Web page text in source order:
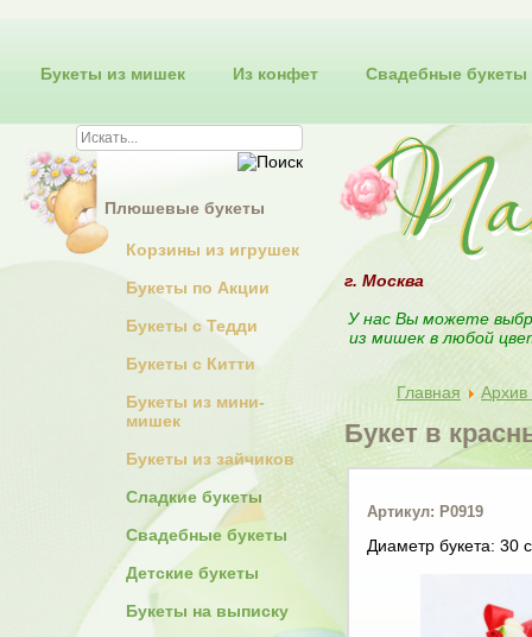
Букеты из мишек Из конфет Свадебные букеты
Плюшевые букеты
Корзины из игрушек
Букеты по Акции
Букеты с Тедди
Букеты с Китти
Букеты из мини-
мишек
Букеты из зайчиков
Сладкие букеты
Свадебные букеты
Детские букеты
Букеты на выписку
г. Москва
У нас Вы можете
из мишек в любой
Главная Архив
Букет в
Артикул: P0919
Диаметр букета: 30